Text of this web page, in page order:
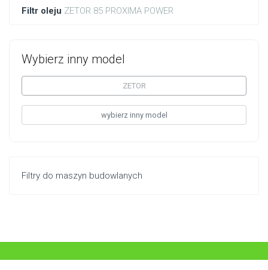
Filtr oleju ZETOR 85 PROXIMA POWER
Wybierz inny model
ZETOR
wybierz inny model
Filtry do maszyn budowlanych